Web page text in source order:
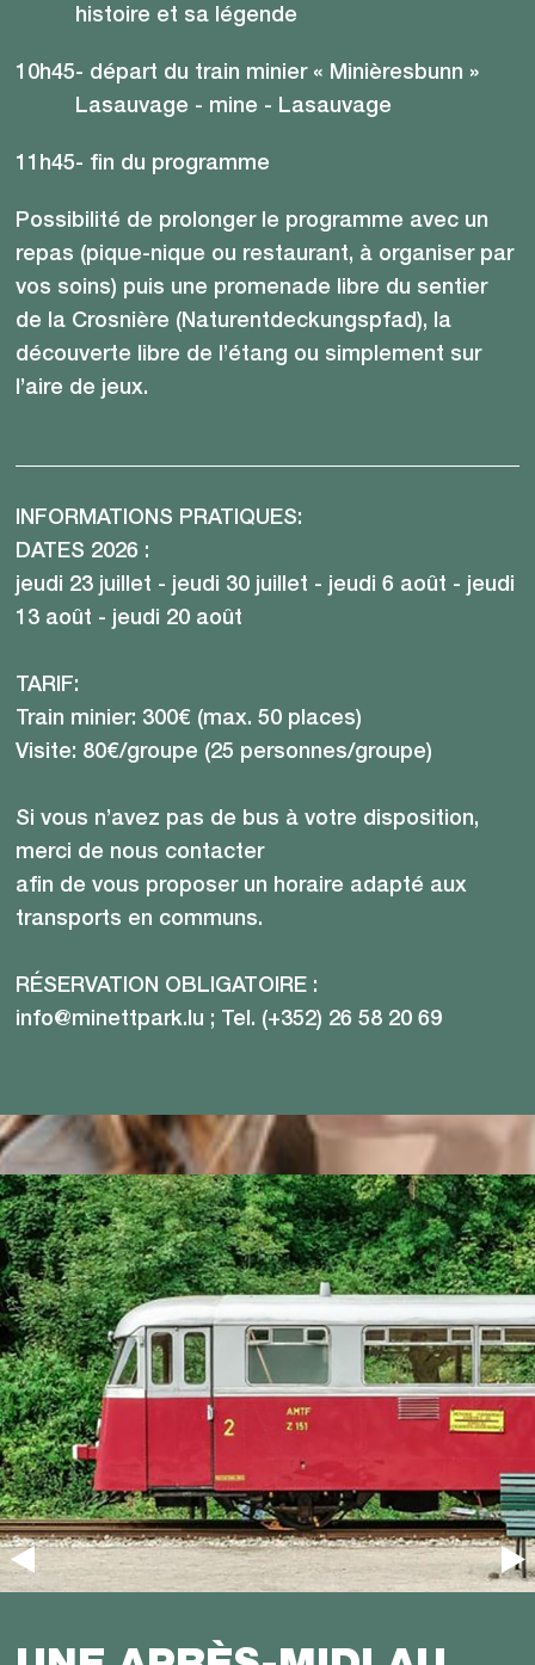
histoire et sa légende
10h45- départ du train minier « Minièresbunn »
Lasauvage - mine - Lasauvage
11h45- fin du programme
Possibilité de prolonger le programme avec un
repas (pique-nique ou restaurant, à organiser par
vos soins) puis une promenade libre du sentier
de la Crosnière (Naturentdeckungspfad), la
découverte libre de l’étang ou simplement sur
l’aire de jeux.
INFORMATIONS PRATIQUES:
DATES 2026 :
jeudi 23 juillet - jeudi 30 juillet - jeudi 6 août - jeudi
13 août - jeudi 20 août
TARIF:
Train minier: 300€ (max. 50 places)
Visite: 80€/groupe (25 personnes/groupe)
Si vous n’avez pas de bus à votre disposition,
merci de nous contacter
aﬁn de vous proposer un horaire adapté aux
transports en communs.
RÉSERVATION OBLIGATOIRE :
info@minettpark.lu ; Tel. (+352) 26 58 20 69